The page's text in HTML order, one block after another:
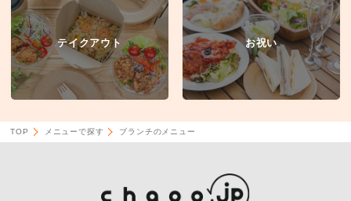
テイクアウト お祝い
TOP メニューで探す ブランチのメニュー